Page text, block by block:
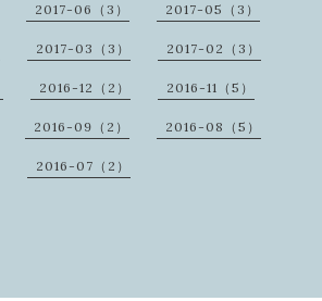
2017-06（3） 2017-05（3）
2017-03（3） 2017-02（3）
2016-12（2） 2016-11（5）
2016-09（2） 2016-08（5）
2016-07（2）